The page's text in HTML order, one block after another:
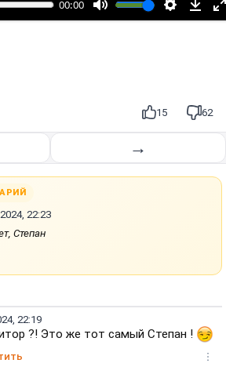
00:00
и
15 62
→
22:23
Степан
22:19
?! Это же тот самый Степан !